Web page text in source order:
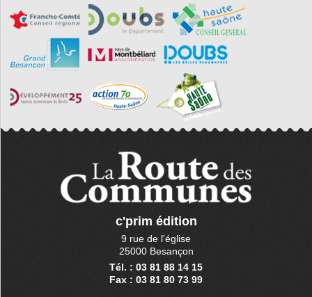
c'prim édition
9 rue de l'église
25000 Besançon
Tél. : 03 81 88 14 15
Fax : 03 81 80 73 99